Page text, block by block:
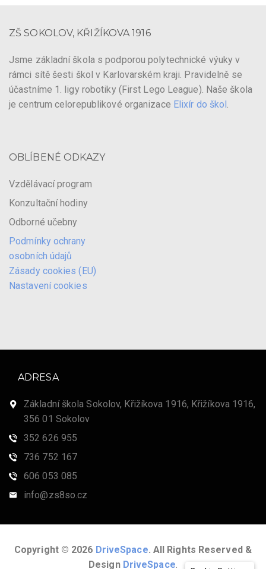
ZŠ SOKOLOV, KŘIŽÍKOVA 1916
Jsme základní škola s podporou polytechnické výuky v
rámci sítě šesti škol v Karlovarském kraji. Pravidelně se
účastníme 1. ligy robotiky (First Lego League). Naše škola
je centrum celorepublikové organizace Elixír do škol.
OBLÍBENÉ ODKAZY
Vzdělávací program
Konzultační hodiny
Odborné učebny
Podmínky ochrany
osobních údajů
Zásady cookies (EU)
Nastavení cookies
ADRESA
Základní škola Sokolov, Křižíkova 1916, Křižíkova 1916,
356 01 Sokolov
352 626 955
736 752 167
606 053 085
info@zs8so.cz
Copyright © 2026 DriveSpace. All Rights Reserved &
Design DriveSpace.